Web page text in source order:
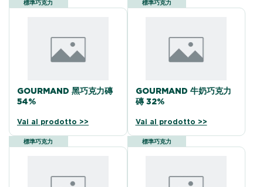
標準巧克力
GOURMAND 黑巧克力磚
54%
Vai al prodotto >>
標準巧克力
GOURMAND 牛奶巧克力
磚 32%
Vai al prodotto >>
標準巧克力 標準巧克力